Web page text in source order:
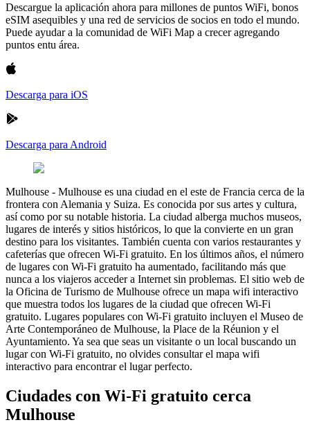
Descargue la aplicación ahora para millones de puntos WiFi, bonos
eSIM asequibles y una red de servicios de socios en todo el mundo.
Puede ayudar a la comunidad de WiFi Map a crecer agregando
puntos entu área.
Descarga para iOS
Descarga para Android
Mulhouse - Mulhouse es una ciudad en el este de Francia cerca de la
frontera con Alemania y Suiza. Es conocida por sus artes y cultura,
así como por su notable historia. La ciudad alberga muchos museos,
lugares de interés y sitios históricos, lo que la convierte en un gran
destino para los visitantes. También cuenta con varios restaurantes y
cafeterías que ofrecen Wi-Fi gratuito. En los últimos años, el número
de lugares con Wi-Fi gratuito ha aumentado, facilitando más que
nunca a los viajeros acceder a Internet sin problemas. El sitio web de
la Oficina de Turismo de Mulhouse ofrece un mapa wifi interactivo
que muestra todos los lugares de la ciudad que ofrecen Wi-Fi
gratuito. Lugares populares con Wi-Fi gratuito incluyen el Museo de
Arte Contemporáneo de Mulhouse, la Place de la Réunion y el
Ayuntamiento. Ya sea que seas un visitante o un local buscando un
lugar con Wi-Fi gratuito, no olvides consultar el mapa wifi
interactivo para encontrar el lugar perfecto.
Ciudades con Wi-Fi gratuito cerca
Mulhouse